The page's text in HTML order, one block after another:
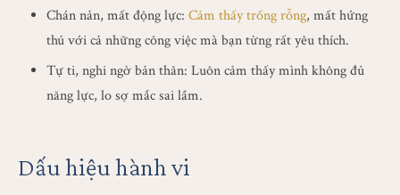
Chán nản, mất động lực: Cảm thấy trống rỗng, mất hứng
thú với cả những công việc mà bạn từng rất yêu thích.
Tự ti, nghi ngờ bản thân: Luôn cảm thấy mình không đủ
năng lực, lo sợ mắc sai lầm.
Dấu hiệu hành vi